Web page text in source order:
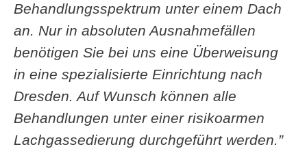
Behandlungsspektrum unter einem Dach
an. Nur in absoluten Ausnahmefällen
benötigen Sie bei uns eine Überweisung
in eine spezialisierte Einrichtung nach
Dresden. Auf Wunsch können alle
Behandlungen unter einer risikoarmen
Lachgassedierung durchgeführt werden.”